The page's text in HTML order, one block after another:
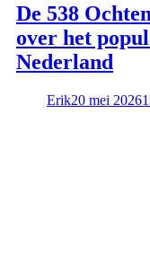
De 538
over het
Nederland
Erik20 mei 2026